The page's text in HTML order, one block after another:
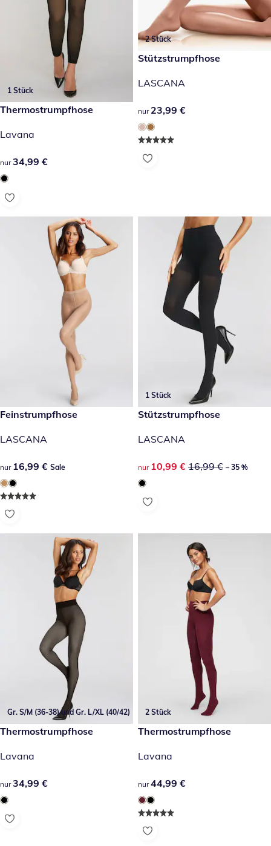
1 Stück
34,99 €
Thermostrumpfhose
Lavana
34,99 €
nur 34,99 €
2 Stück
23,99 €
Stützstrumpfhose
LASCANA
23,99 €
nur 23,99 €
16,99 €
Sale
Feinstrumpfhose
LASCANA
16,99 €
nur 16,99 € Sale
1 Stück
reduzierter Preis 10,99 €,
-35 %
Stützstrumpfhose
LASCANA
reduzierter Preis 10,99 €,
nur 10,99 € 16,99 € – 35 %
Gr. S/M (36-38) und Gr. L/XL (40/42)
34,99 €
Thermostrumpfhose
Lavana
34,99 €
nur 34,99 €
2 Stück
44,99 €
Thermostrumpfhose
Lavana
44,99 €
nur 44,99 €